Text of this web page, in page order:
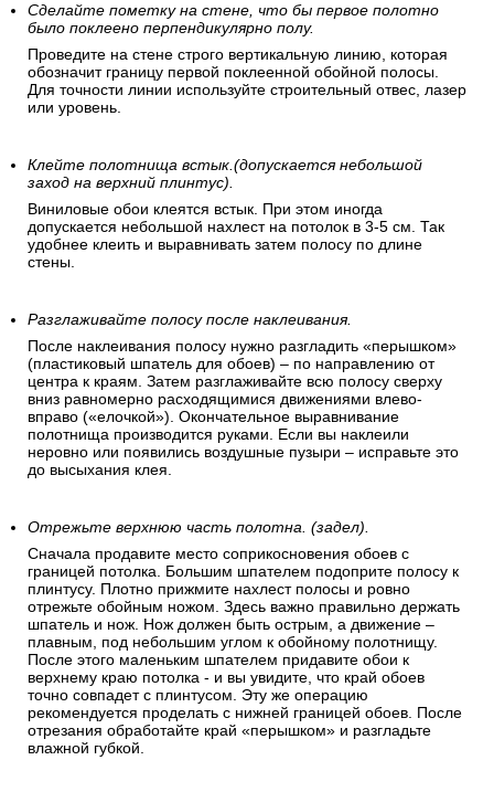
Сделайте пометку на стене, что бы первое полотно
было поклеено перпендикулярно полу.
Проведите на стене строго вертикальную линию, которая
обозначит границу первой поклеенной обойной полосы.
Для точности линии используйте строительный отвес, лазер
или уровень.
Клейте полотнища встык.(допускается небольшой
заход на верхний плинтус).
Виниловые обои клеятся встык. При этом иногда
допускается небольшой нахлест на потолок в 3-5 см. Так
удобнее клеить и выравнивать затем полосу по длине
стены.
Разглаживайте полосу после наклеивания.
После наклеивания полосу нужно разгладить «перышком»
(пластиковый шпатель для обоев) – по направлению от
центра к краям. Затем разглаживайте всю полосу сверху
вниз равномерно расходящимися движениями влево-
вправо («елочкой»). Окончательное выравнивание
полотнища производится руками. Если вы наклеили
неровно или появились воздушные пузыри – исправьте это
до высыхания клея.
Отрежьте верхнюю часть полотна. (задел).
Сначала продавите место соприкосновения обоев с
границей потолка. Большим шпателем подоприте полосу к
плинтусу. Плотно прижмите нахлест полосы и ровно
отрежьте обойным ножом. Здесь важно правильно держать
шпатель и нож. Нож должен быть острым, а движение –
плавным, под небольшим углом к обойному полотнищу.
После этого маленьким шпателем придавите обои к
верхнему краю потолка - и вы увидите, что край обоев
точно совпадет с плинтусом. Эту же операцию
рекомендуется проделать с нижней границей обоев. После
отрезания обработайте край «перышком» и разгладьте
влажной губкой.